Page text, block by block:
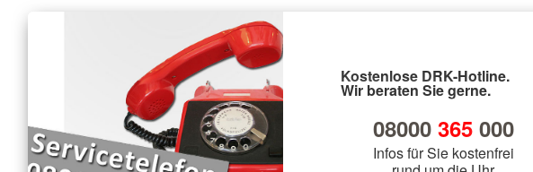
Kostenlose DRK-Hotline.
Wir beraten Sie gerne.
08000 365000
Infos für Sie kostenfrei